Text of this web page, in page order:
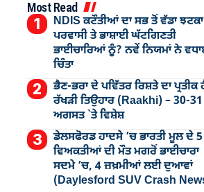
Most Read
NDIS ਕਟੌਤੀਆਂ ਦਾ ਸਭ ਤੋਂ ਵੱਡਾ ਝਟਕਾ
ਪਰਵਾਸੀ ਤੇ ਭਾਸ਼ਾਈ ਘੱਟਗਿਣਤੀ
ਭਾਈਚਾਰਿਆਂ ਨੂੰ? ਨਵੇਂ ਨਿਯਮਾਂ ਨੇ
ਚਿੰਤਾ
ਭੈਣ-ਭਰਾ ਦੇ ਪਵਿੱਤਰ ਰਿਸ਼ਤੇ ਦਾ ਪ੍ਰਤੀਕ
ਰੱਖੜੀ ਤਿਉਹਾਰ (Raakhi) – 30-31
ਅਗਸਤ `ਤੇ ਵਿਸ਼ੇਸ਼
ਡੇਲਸਫੋਰਡ ਹਾਦਸੇ ’ਚ ਭਾਰਤੀ ਮੂਲ ਦੇ 5
ਵਿਅਕਤੀਆਂ ਦੀ ਮੌਤ ਮਗਰੋਂ ਭਾਈਚਾਰਾ
ਸਦਮੇ ’ਚ, 4 ਜ਼ਖ਼ਮੀਆਂ ਲਈ ਦੁਆਵਾਂ
(Daylesford SUV Crash